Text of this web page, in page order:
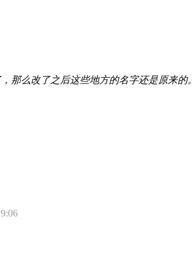
那么改了之后这些地方的名字还是原来的。